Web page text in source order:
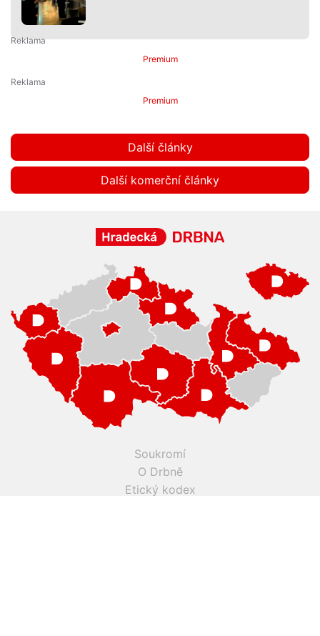
Premium
Premium
Další články
Další komerční články
Soukromí
O Drbně
Etický kodex